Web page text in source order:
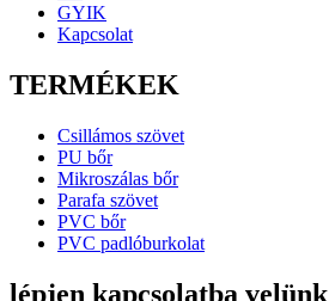
GYIK
Kapcsolat
TERMÉKEK
Csillámos szövet
PU bőr
Mikroszálas bőr
Parafa szövet
PVC bőr
PVC padlóburkolat
lépjen kapcsolatba velünk